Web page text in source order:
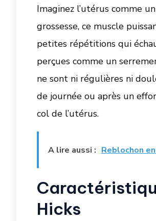
Imaginez l’utérus comme
grossesse, ce muscle
petites répétitions qui
perçues comme un
ne sont ni régulières ni
de journée ou après un
col de l’utérus.
A lire aussi : Reblochon
Hicks